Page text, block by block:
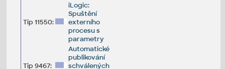
Tip 11550:
iLogic:
Spuštění
externího
procesu s
parametry
Tip 9467:
Automatické
publikování
schválených